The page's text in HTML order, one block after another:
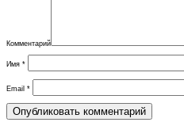
Комментарий
Имя *
Email *